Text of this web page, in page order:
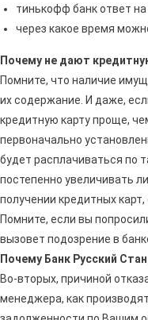
тинькофф банк ответ на
через какое время
Почему не дают
Помните, что наличие
их содержание. И даже,
кредитную карту проще,
первоначально
будет расплачиваться по
постепенно увеличивать
получении кредитных
Помните, если вы
вызовет подозрение в
Почему Банк Русский
Во-вторых, причиной
менеджера, как